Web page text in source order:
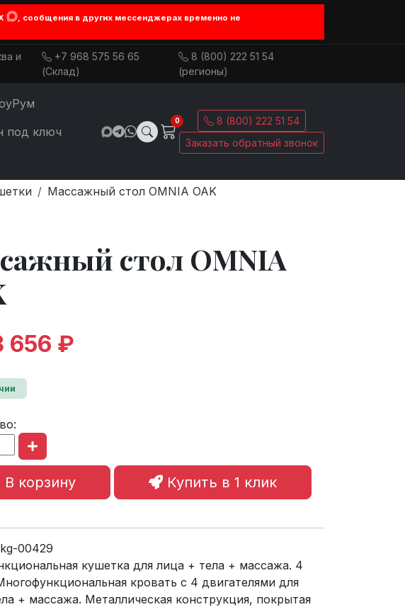
, сообщения в других мессенджерах временно не
и
+7 968 575 56 65
(Склад)
8 (800) 222 51 54
(регионы)
под ключ
0
8 (800) 222 51 54
Заказать обратный звонок
Массажный стол OMNIA OAK
стол OMNIA
656 ₽
В корзину Купить в 1 клик
kg-00429
кушетка для лица + тела + массажа. 4
кровать с 4 двигателями для
+ массажа. Металлическая конструкция, покрытая